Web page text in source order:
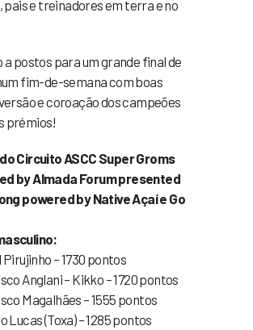
e treinadores em terra e no
a postos para um grande final de
fim-de-semana com boas
e coroação dos campeões
prémios!
Circuito ASCC Super Groms
by Almada Forum presented
powered by Native Açaí e Go
Pirujinho – 1730 pontos
Anglani – Kikko – 1720 pontos
Magalhães – 1555 pontos
Lucas (Toxa) – 1285 pontos